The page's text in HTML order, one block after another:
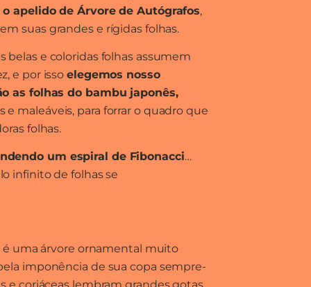
apelido de Árvore de Autógrafos,
suas grandes e rígidas folhas.
belas e coloridas folhas assumem
e por issoelegemos nosso
as folhas do bambu japonês,
maleáveis, para forrar o quadro que
folhas.
um espiral de Fibonacci…
infinito de folhas se
é uma árvore ornamental muito
imponência de sua copa sempre-